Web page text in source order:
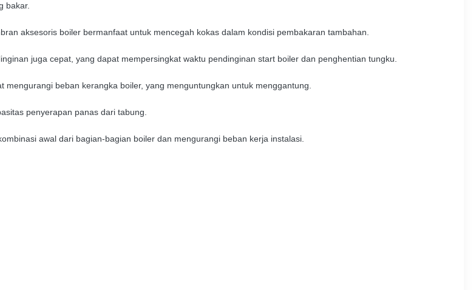
bakar.
aksesoris boiler bermanfaat untuk mencegah kokas dalam kondisi pembakaran tambahan.
juga cepat, yang dapat mempersingkat waktu pendinginan start boiler dan penghentian tungku.
beban kerangka boiler, yang menguntungkan untuk menggantung.
penyerapan panas dari tabung.
awal dari bagian-bagian boiler dan mengurangi beban kerja instalasi.